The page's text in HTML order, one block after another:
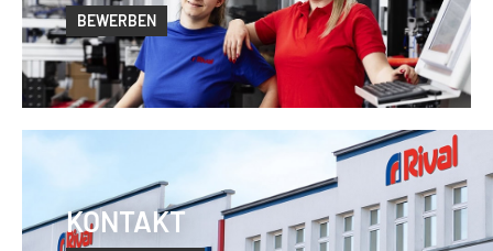
BEWERBEN
KONTAKT